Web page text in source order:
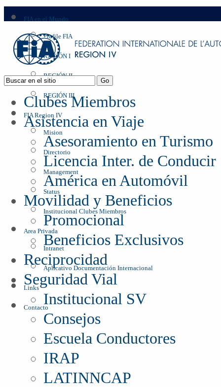
FIA en el Mundo
Profile FIA
REGIÓN I
REGIÓN II
REGIÓN III
FIA Region IV
Mision
Directorio
Management
Status
Institucional Clubes Miembros
Area Privada
Intranet
Aplicativo Documentación Internacional
Links
Contacto
Clubes Miembros
Asistencia en Viaje
Asesoramiento en Turismo
Licencia Inter. de Conducir
América en Automóvil
Movilidad y Beneficios
Promocional
Beneficios Exclusivos
Reciprocidad
Seguridad Vial
Institucional SV
Consejos
Escuela Conductores
IRAP
LATINNCAP